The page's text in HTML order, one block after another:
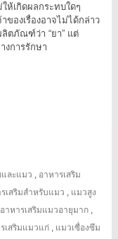
เกิดผลกระทบใดๆ
ของเรื่องอาจไม่ได้กล่าว
ลิตภัณฑ์ว่า “ยา” แต่
การรักษา
และแมว , อาหารเสริม
เสริมสำหรับแมว , แมวสูง
อาหารเสริมแมวอายุมาก ,
เสริมแมวแก่ , แมวเซื่องซึม